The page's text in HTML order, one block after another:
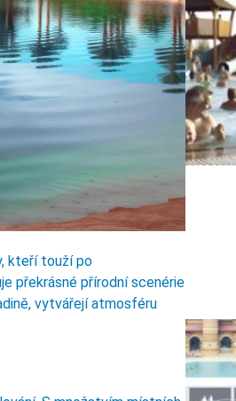
kteří touží po
překrásné přírodní scenérie
vytvářejí atmosféru